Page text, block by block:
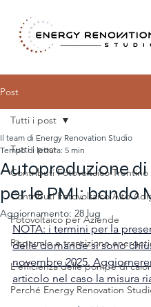
Post
Tutti i post
Contributi Fotovoltaico Trentino
Contributi Fotovoltaico Alto
Fotovoltaico per Aziende
Risparmio e transizione
L'efficienza delle pompe di
Perché Energy Renovation
Tutti i post
Autoproduzione di
per le PMI: bando
Il team di Energy Renovation Studio
Tempo di lettura: 5 min
Aggiornamento: 28 lug
NOTA: i termini per la
delle domande si sono
novembre 2025.
articolo nel caso la misura